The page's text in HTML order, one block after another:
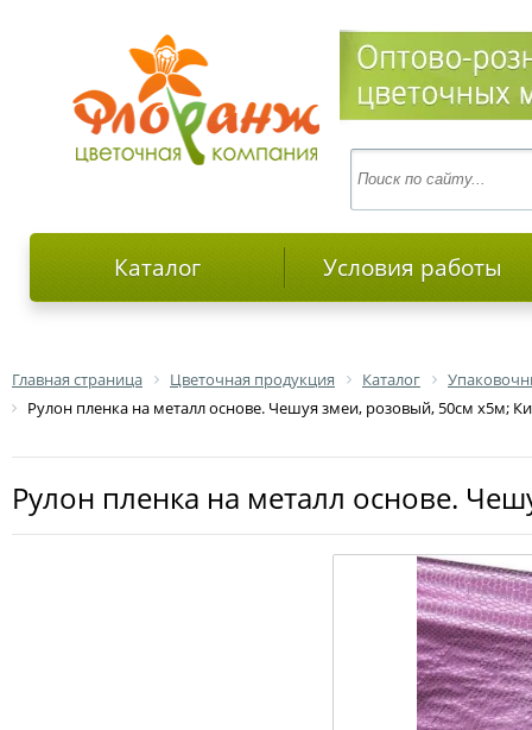
Каталог Условия работы
Главная страница Цветочная продукция Каталог
Рулон пленка на металл основе. Чешуя змеи, розовый, 50см х5м;
Рулон пленка на металл основе.